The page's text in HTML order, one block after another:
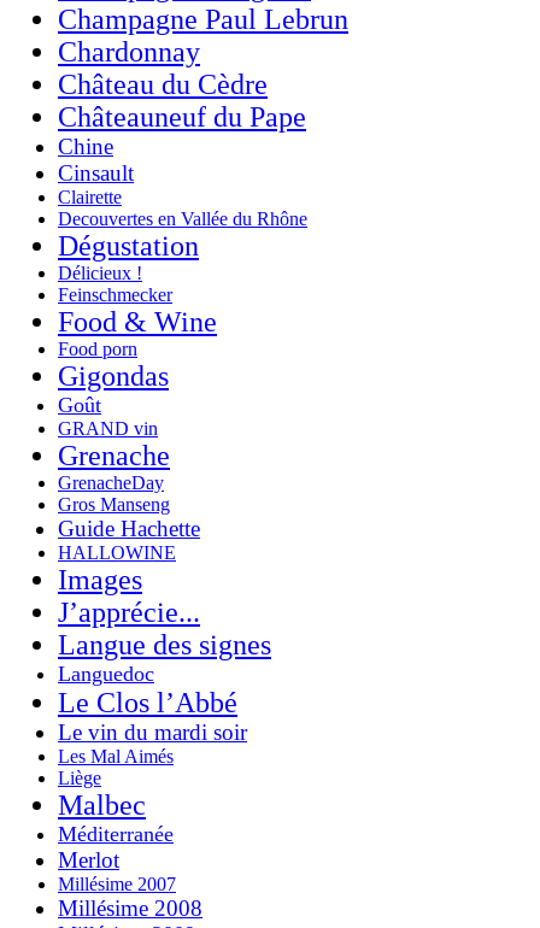
Champagne Paul Lebrun
Chardonnay
Château du Cèdre
Châteauneuf du Pape
Chine
Cinsault
Clairette
Decouvertes en Vallée du Rhône
Dégustation
Délicieux !
Feinschmecker
Food & Wine
Food porn
Gigondas
Goût
GRAND vin
Grenache
GrenacheDay
Gros Manseng
Guide Hachette
HALLOWINE
Images
J’apprécie...
Langue des signes
Languedoc
Le Clos l’Abbé
Le vin du mardi soir
Les Mal Aimés
Liège
Malbec
Méditerranée
Merlot
Millésime 2007
Millésime 2008